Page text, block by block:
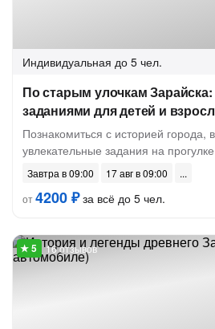
Индивидуальная до 5 чел.
По старым улочкам Зарайска:
заданиями для детей и
Познакомиться с историей города,
увлекательные задания на прогулке
Завтра в 09:00
17 авг в 09:00
от4200 ₽за всё до 5 чел.
16 отзывов